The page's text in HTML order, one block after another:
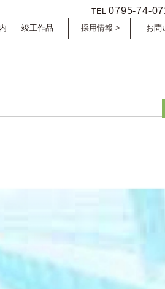
竣工作品
TEL0795-74-
採用情報 > お問